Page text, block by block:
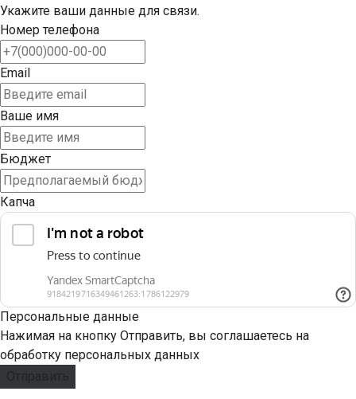
Укажите ваши данные для связи.
Номер телефона
Email
Ваше имя
Бюджет
Капча
Персональные данные
Нажимая на кнопку Отправить, вы соглашаетесь на
обработку персональных данных
Отправить